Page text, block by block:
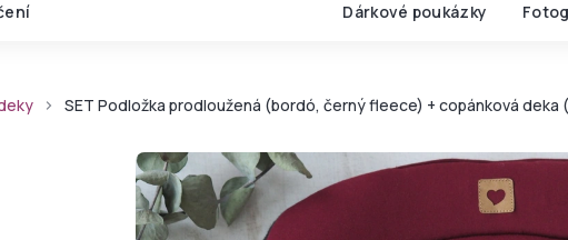
Dárkové poukázky
SET Podložka prodloužená (bordó, černý fleece) + copánková